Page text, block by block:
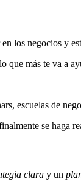
los negocios y
que más te va a
escuelas de
se haga
clara y un